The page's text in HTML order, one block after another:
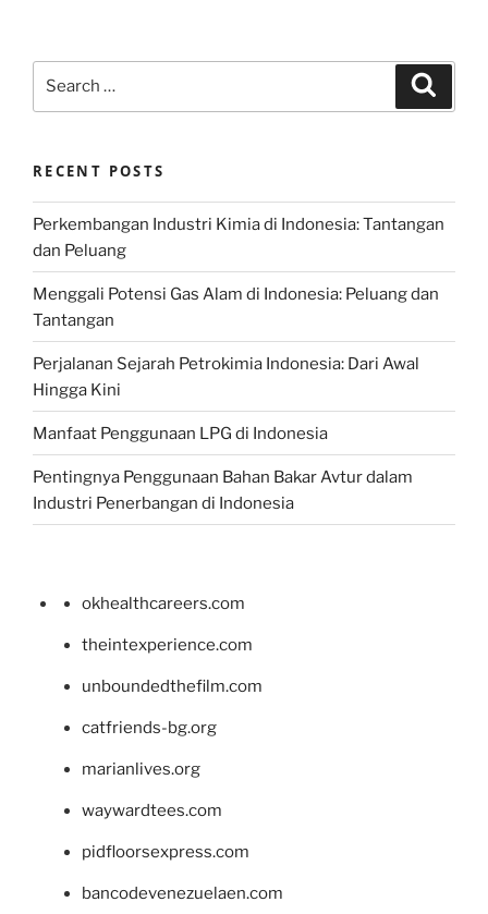
RECENT POSTS
Perkembangan Industri Kimia di Indonesia: Tantangan
dan Peluang
Menggali Potensi Gas Alam di Indonesia: Peluang dan
Tantangan
Perjalanan Sejarah Petrokimia Indonesia: Dari Awal
Hingga Kini
Manfaat Penggunaan LPG di Indonesia
Pentingnya Penggunaan Bahan Bakar Avtur dalam
Industri Penerbangan di Indonesia
okhealthcareers.com
theintexperience.com
unboundedthefilm.com
catfriends-bg.org
marianlives.org
waywardtees.com
pidfloorsexpress.com
bancodevenezuelaen.com